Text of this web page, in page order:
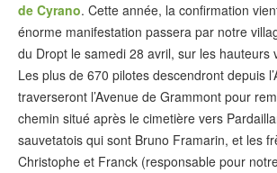
de Cyrano. Cette année, la confirmation
énorme manifestation passera par notre
du Dropt le samedi 28 avril, sur les hauteurs
Les plus de 670 pilotes descendront depuis
traverseront l’Avenue de Grammont pour
chemin situé après le cimetière vers
sauvetatois qui sont Bruno Framarin, et les
Christophe et Franck (responsable pour